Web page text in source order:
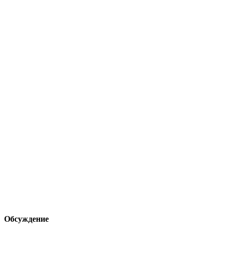
Обсуждение